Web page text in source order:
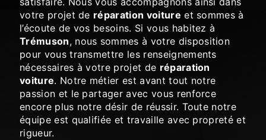
votre projet de réparation voiture et sommes à
l’écoute de vos besoins. Si vous habitez à
Trémuson, nous sommes à votre disposition
pour vous transmettre les renseignements
nécessaires à votre projet de réparation
voiture. Notre métier est avant tout notre
passion et le partager avec vous renforce
encore plus notre désir de réussir. Toute notre
équipe est qualifiée et travaille avec propreté et
rigueur.